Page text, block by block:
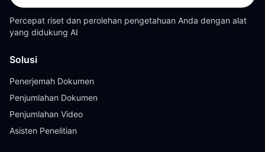
Percepat riset dan perolehan pengetahuan Anda dengan alat
yang didukung AI
Solusi
Penerjemah Dokumen
Penjumlahan Dokumen
Penjumlahan Video
Asisten Penelitian